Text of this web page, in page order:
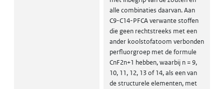
alle combinaties daarvan. Aan
C9-C14-PFCA verwante stoffen
die geen rechtstreeks met een
ander koolstofatoom verbonden
perfluorgroep met de formule
CnF2n+1 hebben, waarbij n = 9,
10, 11, 12, 13 of 14, als een van
de structurele elementen, met